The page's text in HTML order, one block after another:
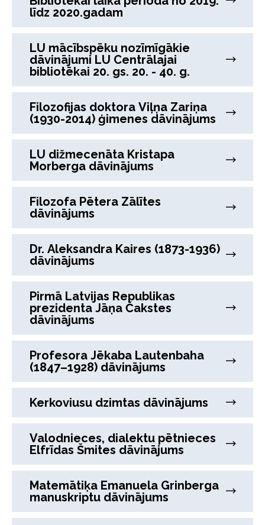
līdz 2020.gadam
LU mācībspēku nozīmīgākie
dāvinājumi LU Centrālajai
bibliotēkai 20. gs. 20. - 40. g.
Filozofijas doktora Viļņa Zariņa
(1930-2014) ģimenes dāvinājums
LU dižmecenāta Kristapa
Morberga dāvinājums
Filozofa Pētera Zālītes
dāvinājums
Dr. Aleksandra Kaires (1873-1936)
dāvinājums
Pirmā Latvijas Republikas
prezidenta Jāņa Čakstes
dāvinājums
Profesora Jēkaba Lautenbaha
(1847–1928) dāvinājums
Kerkoviusu dzimtas dāvinājums
Valodnieces, dialektu pētnieces
Elfrīdas Šmites dāvinājums
Matemātiķa Emanuela Grinberga
manuskriptu dāvinājums